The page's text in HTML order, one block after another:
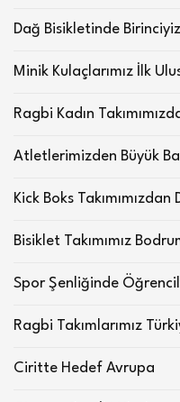
Dağ Bisikletinde Birinciyiz
Minik Kulaçlarımız İlk
Ragbi Kadın
Atletlerimizden Büyük
Kick Boks
Bisiklet Takımımız
Spor Şenliğinde
Ragbi Takımlarımız
Ciritte Hedef Avrupa